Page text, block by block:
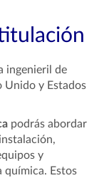
ingenieril de
Unido y Estados
podrás abordar
y
química. Estos